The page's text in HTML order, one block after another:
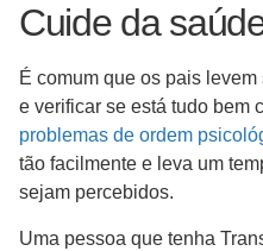
Cuide da
É comum que os pais
e verificar se está tudo bem
problemas de ordem
tão facilmente e leva um
sejam percebidos.
Uma pessoa que tenha